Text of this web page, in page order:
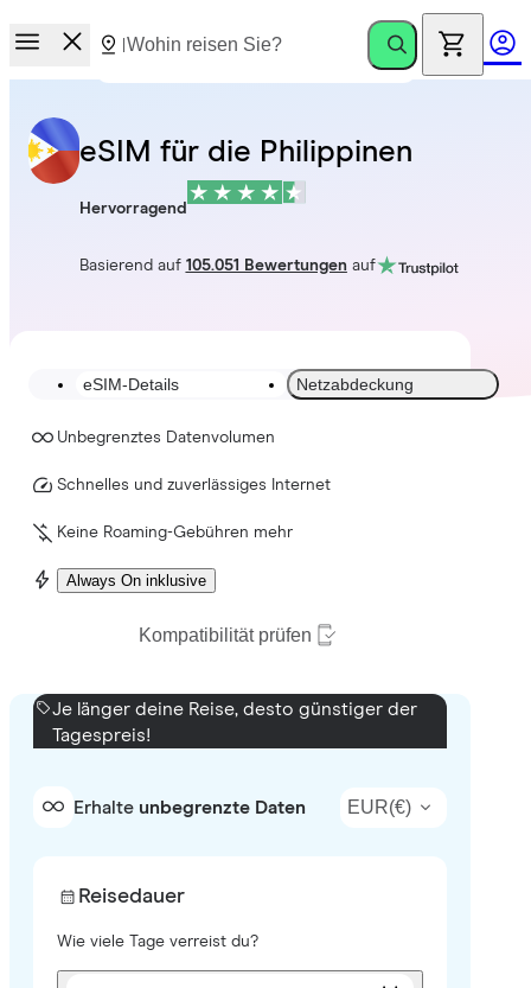
eSIM für die Philippinen
Hervorragend
Basierend auf 105.051 Bewertungen auf
eSIM-Details Netzabdeckung
Unbegrenztes Datenvolumen
Schnelles und zuverlässiges Internet
Keine Roaming-Gebühren mehr
Always On inklusive
Kompatibilität prüfen
Je länger deine Reise, desto günstiger der
Tagespreis!
Erhalte unbegrenzte Daten EUR(€)
Reisedauer
Wie viele Tage verreist du?